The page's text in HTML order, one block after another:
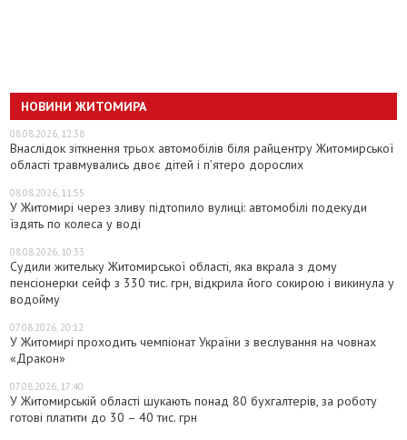
НОВИНИ ЖИТОМИРА
08.08.2026, 12:38
Внаслідок зіткнення трьох автомобілів біля райцентру Житомирської
області травмувались двоє дітей і пʼятеро дорослих
08.08.2026, 11:55
У Житомирі через зливу підтопило вулиці: автомобілі подекуди
їздять по колеса у воді
08.08.2026, 10:33
Судили жительку Житомирської області, яка вкрала з дому
пенсіонерки сейф з 330 тис. грн, відкрила його сокирою і викинула у
водойму
07.08.2026, 20:12
У Житомирі проходить чемпіонат України з веслування на човнах
«Дракон»
07.08.2026, 17:40
У Житомирській області шукають понад 80 бухгалтерів, за роботу
готові платити до 30 – 40 тис. грн